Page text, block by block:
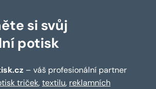
si svůj
potisk
– váš profesionální partner
triček,textilu, reklamních